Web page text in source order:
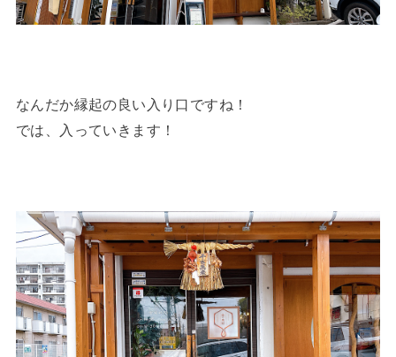
なんだか縁起の良い入り口ですね！
では、入っていきます！